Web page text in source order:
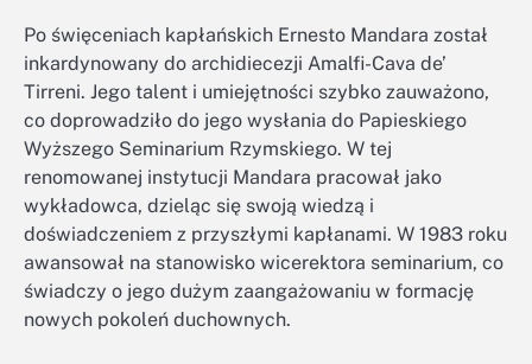
Po święceniach kapłańskich Ernesto Mandara został
inkardynowany do archidiecezji Amalfi-Cava de’
Tirreni. Jego talent i umiejętności szybko zauważono,
co doprowadziło do jego wysłania do Papieskiego
Wyższego Seminarium Rzymskiego. W tej
renomowanej instytucji Mandara pracował jako
wykładowca, dzieląc się swoją wiedzą i
doświadczeniem z przyszłymi kapłanami. W 1983 roku
awansował na stanowisko wicerektora seminarium, co
świadczy o jego dużym zaangażowaniu w formację
nowych pokoleń duchownych.